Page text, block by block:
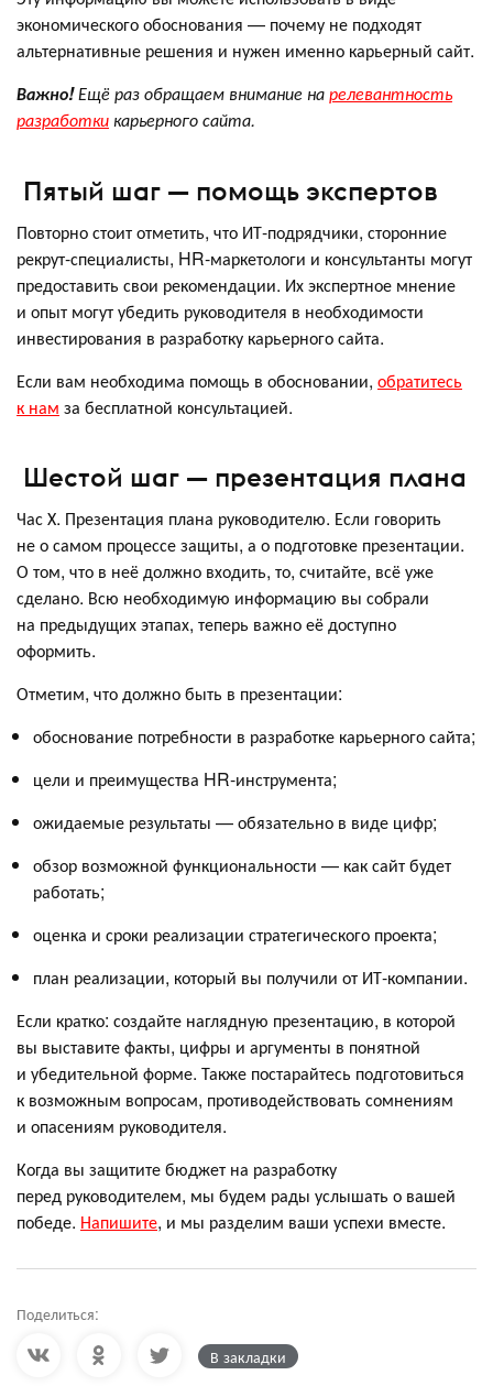
экономического обоснования — почему не подходят
альтернативные решения и нужен именно карьерный сайт.
Важно!Ещё раз обращаем внимание нарелевантность
разработкикарьерного сайта.
Пятый шаг — помощь экспертов
Повторно стоит отметить, что ИТ-подрядчики, сторонние
рекрут-специалисты, HR-маркетологи и консультанты могут
предоставить свои рекомендации. Их экспертное мнение
и опыт могут убедить руководителя в необходимости
инвестирования в разработку карьерного сайта.
Если вам необходима помощь в обосновании, обратитесь
к нам за бесплатной консультацией.
Шестой шаг — презентация плана
Час Х. Презентация плана руководителю. Если говорить
не о самом процессе защиты, а о подготовке презентации.
О том, что в неё должно входить, то, считайте, всё уже
сделано. Всю необходимую информацию вы собрали
на предыдущих этапах, теперь важно её доступно
оформить.
Отметим, что должно быть в презентации:
обоснование потребности в разработке карьерного сайта;
цели и преимущества HR-инструмента;
ожидаемые результаты — обязательно в виде цифр;
обзор возможной функциональности — как сайт будет
работать;
оценка и сроки реализации стратегического проекта;
план реализации, который вы получили от ИТ-компании.
Если кратко: создайте наглядную презентацию, в которой
вы выставите факты, цифры и аргументы в понятной
и убедительной форме. Также постарайтесь подготовиться
к возможным вопросам, противодействовать сомнениям
и опасениям руководителя.
Когда вы защитите бюджет на разработку
перед руководителем, мы будем рады услышать о вашей
победе. Напишите, и мы разделим ваши успехи вместе.
Поделиться:
В закладки